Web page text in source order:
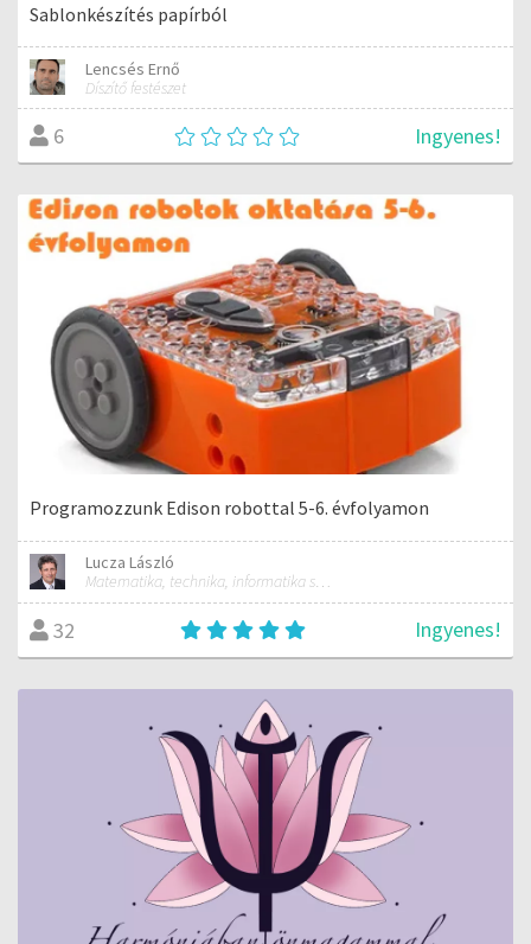
Sablonkészítés papírból
Lencsés Ernő
Díszítő festészet
6 Ingyenes!
Programozzunk Edison robottal 5-6. évfolyamon
Lucza László
Matematika, technika, informatika szakos általános iskolai tanár; mentorpedagógus, mestertanár
32 Ingyenes!